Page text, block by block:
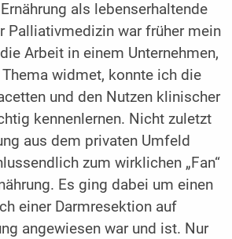
als lebenserhaltende
Palliativmedizin war früher mein
Arbeit in einem Unternehmen,
widmet, konnte ich die
und den Nutzen klinischer
kennenlernen. Nicht zuletzt
aus dem privaten Umfeld
zum wirklichen „Fan“
Es ging dabei um einen
einer Darmresektion auf
angewiesen war und ist. Nur